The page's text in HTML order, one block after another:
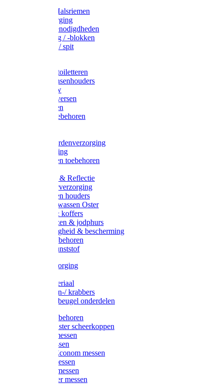
Halsters / Halsriemen
Hoefverzorging
Lammer benodigdheden
Ramdektuig / -blokken
Vastzetpen / spit
Poetsen & toiletteren
Zadel-/Trensenhouders
Halstertouw
Halsters diversen
Hoofdstellen
Zadel & toebehoren
Rapide paardenverzorging
Ruiter kleding
Hoofdstellen toebehoren
Verlichting & Reflectie
Rapide leerverzorging
Likstenen en houders
Poetsen & wassen Oster
Poetssets & koffers
Ruiter laarzen & jodphurs
Ruiter veiligheid & bescherming
Ruiter - toebehoren
Voerbak kunststof
Klauwverzorging
Injectiemateriaal
Hoefmessen-/ krabbers
Hoefbekapbeugel onderdelen
Messen toebehoren
Moser & Oster scheerkoppen
Hauptner messen
Liscop messen
Aesculap/Econom messen
Heiniger messen
Constanta messen
FarmClipper messen